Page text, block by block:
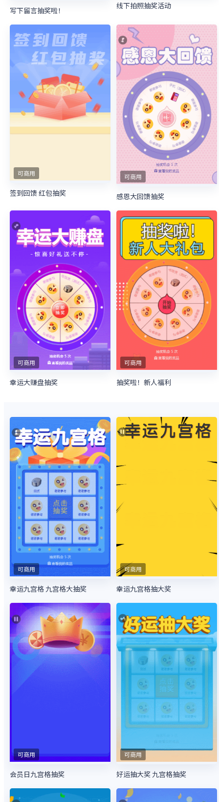
写下留言抽奖啦！ 线下拍照抽奖活动
可商用
签到回馈 红包抽奖
可商用
感恩大回馈抽奖
可商用
幸运大赚盘抽奖
可商用
抽奖啦！新人福利
可商用
幸运九宫格 九宫格大抽奖
可商用
幸运九宫格抽大奖
可商用
会员日九宫格抽奖
可商用
好运抽大奖 九宫格抽奖